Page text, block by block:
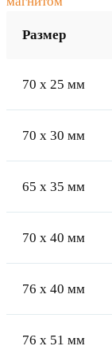
Размер
70 x 25 мм
70 x 30 мм
65 x 35 мм
70 x 40 мм
76 x 40 мм
76 x 51 мм